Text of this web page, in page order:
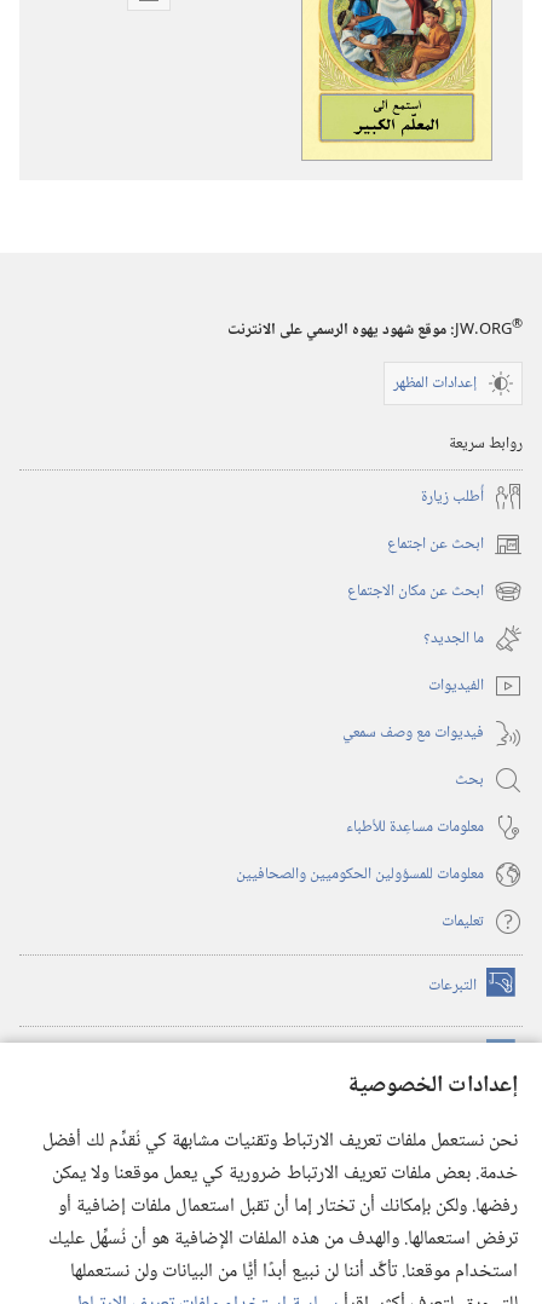
إعدادات الخصوصية
نحن نستعمل ملفات تعريف الارتباط وتقنيات مشابهة كي نُقدِّم لك أفضل
خدمة. بعض ملفات تعريف الارتباط ضرورية كي يعمل موقعنا ولا يمكن
رفضها. ولكن بإمكانك أن تختار إما أن تقبل استعمال ملفات إضافية أو
ترفض استعمالها. والهدف من هذه الملفات الإضافية هو أن نُسهِّل عليك
استخدام موقعنا. تأكَّد أننا لن نبيع أبدًا أيًّا من البيانات ولن نستعملها
JW.ORG®
:‏ موقع شهود يهوه الرسمي على الانترنت
إعدادات المظهر
روابط سريعة
أُطلب زيارة
ابحث عن اجتماع (يفتح
نافذة ابحث عن مكان الاجتماع (يفتح
نافذة
جديدة)
ما الجديد؟‏
الفيديوات
فيديوات مع وصف سمعي
بحث
معلومات مساعِدة للأطباء
معلومات للمسؤولين الحكوميين والصحافيين
تعليمات
التبرعات (يفتح
نافذة
(يفتح
نافذة
(يفتح
نافذة
جديدة) تطبيق ®
JW Library
مكتبة برج المراقبة